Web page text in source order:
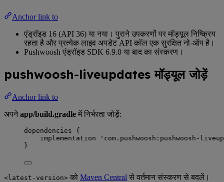
Anchor link to
एंड्रॉइड 16 (API 36) या नया। पुराने उपकरणों पर मॉड्यूल निष्क्रिय
रहता है और प्रत्येक लाइव अपडेट API कॉल एक सुरक्षित नो-ऑप है।
Pushwoosh एंड्रॉइड SDK 6.9.0 या बाद का संस्करण।
pushwoosh-liveupdates मॉड्यूल जोड़ें
Anchor link to
अपनेapp/build.gradle में निर्भरता जोड़ें:
dependencies {
implementation
' com.pushwoosh:pushwoosh-
}
<latest-version> को Maven Central से वर्तमान संस्करण से बदलें।